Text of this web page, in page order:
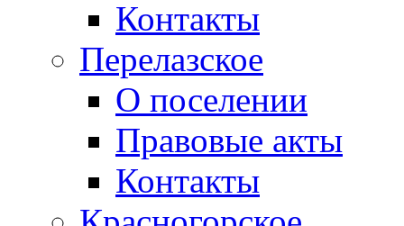
Контакты
Перелазское
О поселении
Правовые акты
Контакты